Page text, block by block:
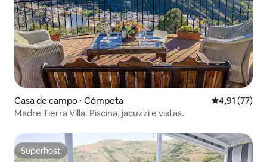
Casa de campo ⋅ Cómpeta 4,91 de uma
4,91 (77)
Madre Tierra Villa. Piscina, jacuzzi e vistas.
Superhost
Superhost